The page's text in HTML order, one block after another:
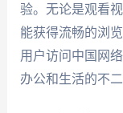
验。无论是观看
能获得流畅的浏
用户访问中国网
办公和生活的不二